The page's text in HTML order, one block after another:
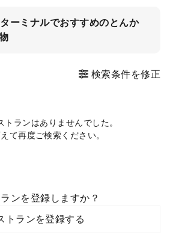
ーミナルでおすすめのとんか
検索条件を修正
トランはありませんでした。
て再度ご検索ください。
ンを登録しますか？
トランを登録する